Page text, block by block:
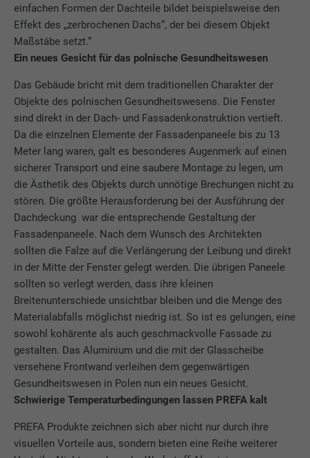
einfachen Formen der Dachteile bildet beispielsweise den
Effekt des „zerbrochenen Dachs“, der bei diesem Objekt
Maßstäbe setzt.“
Ein neues Gesicht für das polnische Gesundheitswesen
Das Gebäude bricht mit dem traditionellen Charakter der
Objekte des polnischen Gesundheitswesens. Die Fenster
sind direkt in der Dach- und Fassadenkonstruktion vertieft.
Da die einzelnen Elemente der Fassadenpaneele bis zu 13
Meter lang waren, galt es besonderes Augenmerk auf einen
sicherer Transport und eine saubere Montage zu legen, um
die Ästhetik des Objekts durch unnötige Brechungen nicht zu
stören. Die größte Herausforderung bei der Ausführung der
Dachdeckung war die entsprechende Gestaltung der
Fassadenpaneele. Nach dem Wunsch des Architekten
sollten die Falze auf die Verlängerung der Leibung und direkt
in der Mitte der Fenster gelegt werden. Die übrigen Paneele
sollten so verlegt werden, dass ihre kleinen
Breitenunterschiede unsichtbar bleiben und die Menge des
Materialabfalls möglichst niedrig ist. So ist es gelungen, eine
sowohl kohärente als auch geschmackvolle Fassade zu
gestalten. Das Aluminium und die mit der Glasscheibe
versehene Frontwand verleihen dem gegenwärtigen
Gesundheitswesen in Polen nun ein neues Gesicht.
Schwierige Temperaturbedingungen lassen PREFA kalt
PREFA Produkte zeichnen sich aber nicht nur durch ihre
visuellen Vorteile aus, sondern bieten eine Reihe weiterer